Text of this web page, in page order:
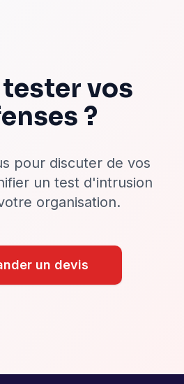
tester vos
?
pour discuter de vos
un test d'intrusion
organisation.
un devis